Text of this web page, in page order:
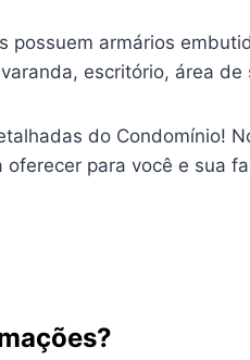
possuem armários
escritório, área
do Condomínio!
para você e sua